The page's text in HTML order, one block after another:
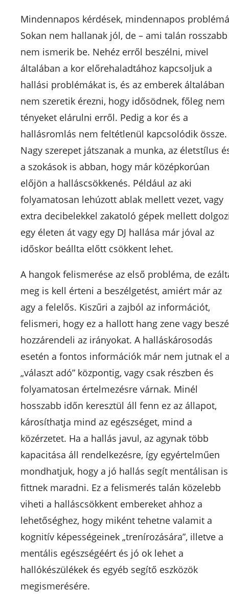
Mindennapos kérdések, mindennapos
Sokan nem hallanak jól, de – ami talán rosszabb
nem ismerik be. Nehéz erről beszélni, mivel
általában a kor előrehaladtához kapcsoljuk a
hallási problémákat is, és az emberek általában
nem szeretik érezni, hogy idősödnek, főleg nem
tényeket elárulni erről. Pedig a kor és a
hallásromlás nem feltétlenül kapcsolódik össze.
Nagy szerepet játszanak a munka, az életstílus
a szokások is abban, hogy már középkorúan
előjön a halláscsökkenés. Például az aki
folyamatosan lehúzott ablak mellett vezet, vagy
extra decibelekkel zakatoló gépek mellett
egy életen át vagy egy DJ hallása már jóval az
időskor beállta előtt csökkent lehet.
A hangok felismerése az első probléma, de
meg is kell érteni a beszélgetést, amiért már az
agy a felelős. Kiszűri a zajból az információt,
felismeri, hogy ez a hallott hang zene vagy
hozzárendeli az irányokat. A halláskárosodás
esetén a fontos információk már nem jutnak el
„választ adó” központig, vagy csak részben és
folyamatosan értelmezésre várnak. Minél
hosszabb időn keresztül áll fenn ez az állapot,
károsíthatja mind az egészséget, mind a
közérzetet. Ha a hallás javul, az agynak több
kapacitása áll rendelkezésre, így egyértelműen
mondhatjuk, hogy a jó hallás segít mentálisan is
fittnek maradni. Ez a felismerés talán közelebb
viheti a halláscsökkent embereket ahhoz a
lehetőséghez, hogy miként tehetne valamit a
kognitív képességeinek „trenírozására”, illetve a
mentális egészségéért és jó ok lehet a
hallókészülékek és egyéb segítő eszközök
megismerésére.